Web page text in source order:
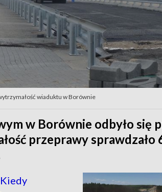
wiaduktu w Borównie
w Borównie odbyło się
przeprawy sprawdzało